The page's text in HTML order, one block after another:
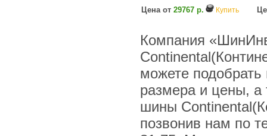
Цена от 29767 р. Купить
Компания
можете
размера и цены, а
шины
позвонив нам по